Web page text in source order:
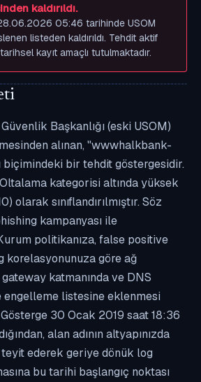
kaldırıldı.
05:46 tarihinde USOM
listeden kaldırıldı. Tehdit aktif
kayıt amaçlı tutulmaktadır.
Başkanlığı (eski USOM)
alınan, "wwwhalkbank-
biçimindeki bir tehdit göstergesidir.
Oltalama kategorisi altında yüksek
sınıflandırılmıştır. Söz
kampanyası ile
politikanıza, false positive
korelasyonunuza göre ağ
katmanında ve DNS
listesine eklenmesi
30 Ocak 2019 saat 18:36
alan adının altyapınızda
teyit ederek geriye dönük log
bu tarihi başlangıç noktası